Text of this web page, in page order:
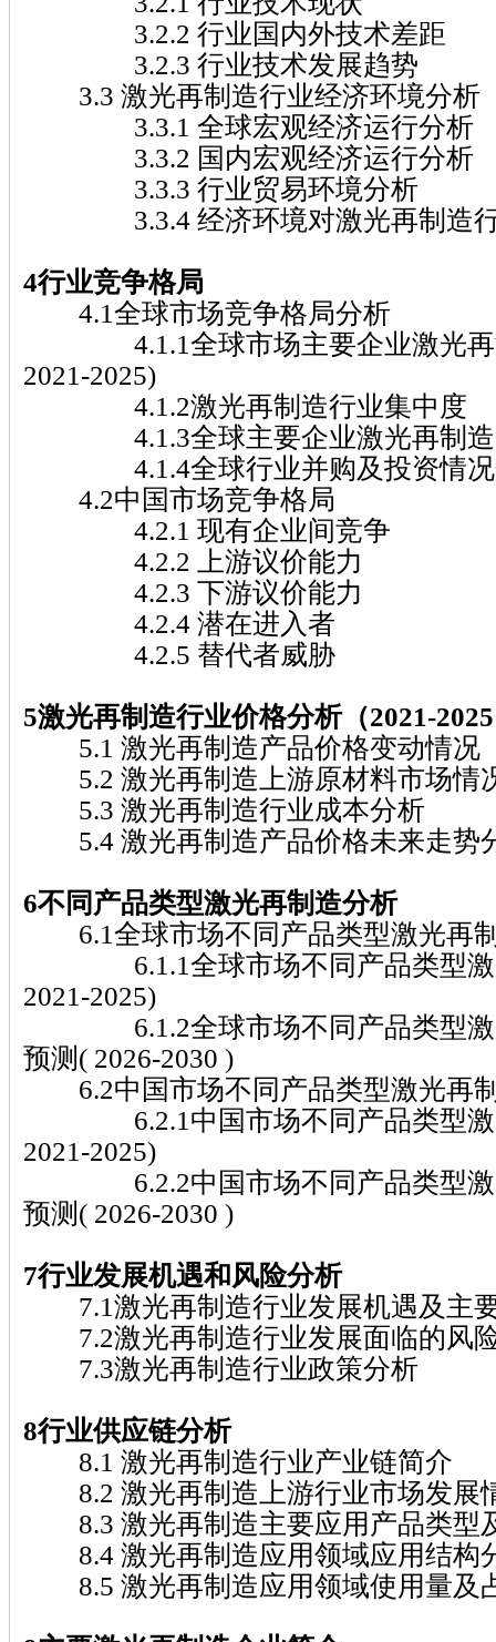
3.2.2 行业国内外技术差距
3.2.3 行业技术发展趋势
3.3 激光再制造行业经济环境分析
3.3.1 全球宏观经济运行分析
3.3.2 国内宏观经济运行分析
3.3.3 行业贸易环境分析
3.3.4 经济环境对激光再制造行
4行业竞争格局
4.1全球市场竞争格局分析
4.1.1全球市场主要企业激光再
2021-2025)
4.1.2激光再制造行业集中度
4.1.3全球主要企业激光再制造
4.1.4全球行业并购及投资情况
4.2中国市场竞争格局
4.2.1 现有企业间竞争
4.2.2 上游议价能力
4.2.3 下游议价能力
4.2.4 潜在进入者
4.2.5 替代者威胁
5激光再制造行业价格分析（2021-
5.1 激光再制造产品价格变动情况
5.2 激光再制造上游原材料市场情
5.3 激光再制造行业成本分析
5.4 激光再制造产品价格未来走势
6不同产品类型激光再制造分析
6.1全球市场不同产品类型激光再
6.1.1全球市场不同产品类型激
2021-2025)
6.1.2全球市场不同产品类型激
预测( 2026-2030 )
6.2中国市场不同产品类型激光再
6.2.1中国市场不同产品类型激
2021-2025)
6.2.2中国市场不同产品类型激
预测( 2026-2030 )
7行业发展机遇和风险分析
7.1激光再制造行业发展机遇及主
7.2激光再制造行业发展面临的风
7.3激光再制造行业政策分析
8行业供应链分析
8.1 激光再制造行业产业链简介
8.2 激光再制造上游行业市场发展
8.3 激光再制造主要应用产品类型
8.4 激光再制造应用领域应用结构
8.5 激光再制造应用领域使用量及